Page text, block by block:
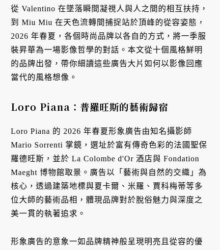
從 Valentino 在墜落瞬間凝視人與人之間的相互扶持，
到 Miu Miu 在天色流轉間捕捉站於頂峰的從容姿態，
2026 年春夏，各個時尚品牌以各自的方式，將一季服
裝昇華為一場影像哲學的對話。本文從十個風格鮮明
的品牌出發，帶你細讀這些廣告大片如何以影像回應
當代的風格想像。
Loro Piana：普羅旺斯的藝術歸宿
Loro Piana 的 2026 年春夏形象廣告由知名攝影師
Mario Sorrenti 掌鏡，選址於富有傳奇色彩的法國聖保
羅德旺斯，並於 La Colombe d'Or 酒店與 Fondation
Maeght 博物館取景。廣告以「藝術與自然的交織」為
核心，透過建築地標與夏卡爾、米羅、賈科梅蒂等多
位大師的藝術品相，體現品牌對於脫俗魅力與深度之
美一貫的執著追求。
形象廣告的意象一如品牌精神般呈現明亮且從容的優